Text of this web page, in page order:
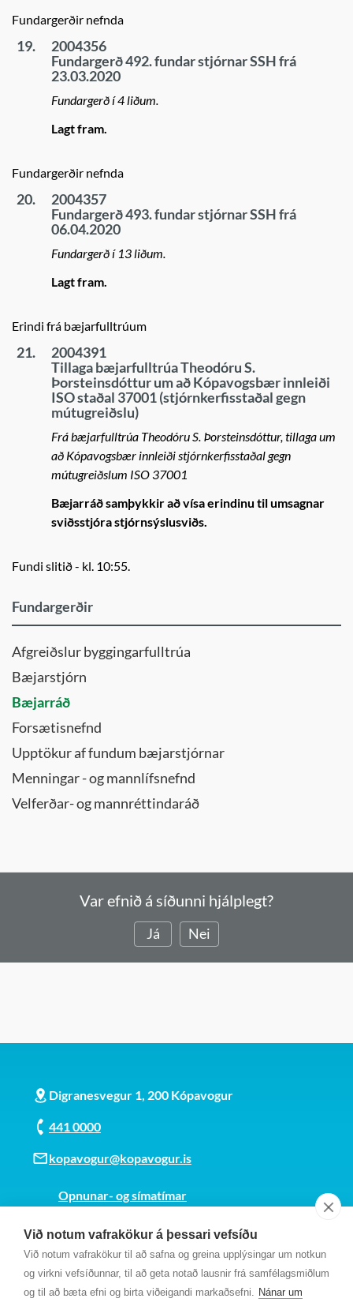
Við notum vafrakökur á þessari vefsíðu
Við notum vafrakökur til að safna og greina upplýsingar um notkun
og virkni vefsíðunnar, til að geta notað lausnir frá samfélagsmiðlum
og til að bæta efni og birta viðeigandi markaðsefni. Nánar um
Fundargerðir nefnda
19.
2004356
Fundargerð 492. fundar stjórnar SSH frá
23.03.2020
Fundargerð í 4 liðum.
Lagt fram.
Fundargerðir nefnda
20.
2004357
Fundargerð 493. fundar stjórnar SSH frá
06.04.2020
Fundargerð í 13 liðum.
Lagt fram.
Erindi frá bæjarfulltrúum
21.
2004391
Tillaga bæjarfulltrúa Theodóru S.
Þorsteinsdóttur um að Kópavogsbær innleiði
ISO staðal 37001 (stjórnkerfisstaðal gegn
mútugreiðslu)
Frá bæjarfulltrúa Theodóru S. Þorsteinsdóttur, tillaga um
að Kópavogsbær innleiði stjórnkerfisstaðal gegn
mútugreiðslum ISO 37001
Bæjarráð samþykkir að vísa erindinu til umsagnar
sviðsstjóra stjórnsýslusviðs.
Fundi slitið - kl. 10:55.
Fundargerðir
Afgreiðslur byggingarfulltrúa
Bæjarstjórn
Bæjarráð
Forsætisnefnd
Upptökur af fundum bæjarstjórnar
Menningar - og mannlífsnefnd
Velferðar- og mannréttindaráð
Var efnið á síðunni hjálplegt?
Já Nei
Digranesvegur 1, 200 Kópavogur
441 0000
kopavogur@kopavogur.is
Opnunar- og símatímar
Kt. 700169-3759
Fundarmannagátt